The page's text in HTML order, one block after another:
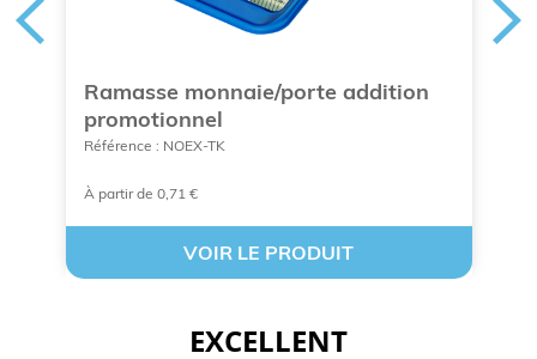
Ramasse monnaie/porte addition
promotionnel
Référence : NOEX-TK
À partir de 0,71 €
VOIR LE PRODUIT
EXCELLENT